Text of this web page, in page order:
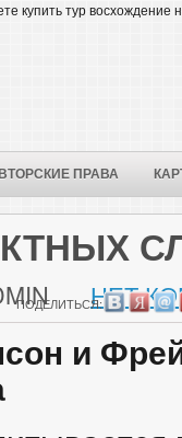
купить тур восхождение
ПРАВА
НЕТ
ПОДЕЛИТЬСЯ:
и